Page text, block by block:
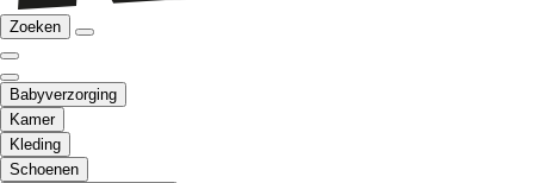
Zoeken
Babyverzorging
Kamer
Kleding
Schoenen